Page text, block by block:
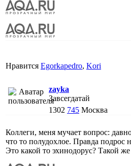
Нравится Egorkapedro, Kori
zayka
Завсегдатай
1302 745 Москва
Коллеги, меня мучает вопрос:
что то полудохлое. Правда подрос
Это какой то эхинодорус? Такой